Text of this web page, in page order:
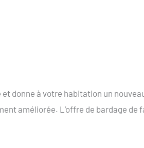
donne à votre habitation un
améliorée. L’offre de bardage de